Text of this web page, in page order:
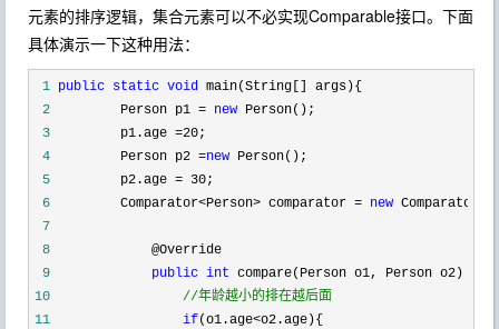
元素的排序逻辑，集合元素可以不必实现Comparable接口。下面
具体演示一下这种用法：
1 public static void
2
         Person p1 =
new
3
         p1.age =20
4
         Person p2 =
new
5
         p2.age = 30
6
         Comparator<Person> comparator =
new
7
8
9
public int
10
//年龄越小的排在越后面
11
if(o1.age<